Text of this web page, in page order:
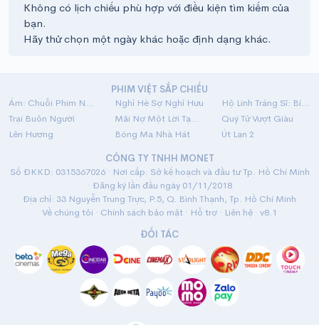
Không có lịch chiếu phù hợp với điều kiện tìm kiếm của
bạn.
Hãy thử chọn một ngày khác hoặc định dạng khác.
PHIM VIỆT SẮP CHIẾU
Ám: Chuỗi Phim Ngắn Linh Dị
Nghỉ Hè Sợ Nghỉ Hưu
Hộ Linh Tráng Sĩ: Bí Ẩn Mộ Vua Đinh
Trại Buôn Người
Mãi Nợ Một Lời Tạm Biệt
Quý Tử Vượt Giàu
Lên Hương
Bóng Ma Nhà Hát
Út Lan 2
CÔNG TY TNHH MONET
Số ĐKKD: 0315367026 · Nơi cấp: Sở kế hoạch và đầu tư Tp. Hồ Chí Minh
· Đăng ký lần đầu ngày 01/11/2018
Địa chỉ: 33 Nguyễn Trung Trực, P.5, Q. Bình Thạnh, Tp. Hồ Chí Minh
Về chúng tôi · Chính sách bảo mật · Hỗ trợ · Liên hệ · v8.1
ĐỐI TÁC